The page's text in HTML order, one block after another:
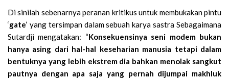
Di sinilah sebenarnya peranan kritikus untuk membukakan pintu
‘gate‘ yang tersimpan dalam sebuah karya sastra Sebagaimana
Sutardji mengatakan: “Konsekuensinya seni modem bukan
hanya asing dari hal-hal keseharian manusia tetapi dalam
bentuknya yang lebih ekstrem dia bahkan menolak sangkut
pautnya dengan apa saja yang pernah dijumpai makhluk